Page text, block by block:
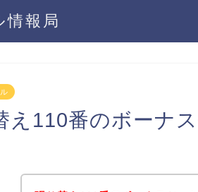
情報局
え110番のボーナ